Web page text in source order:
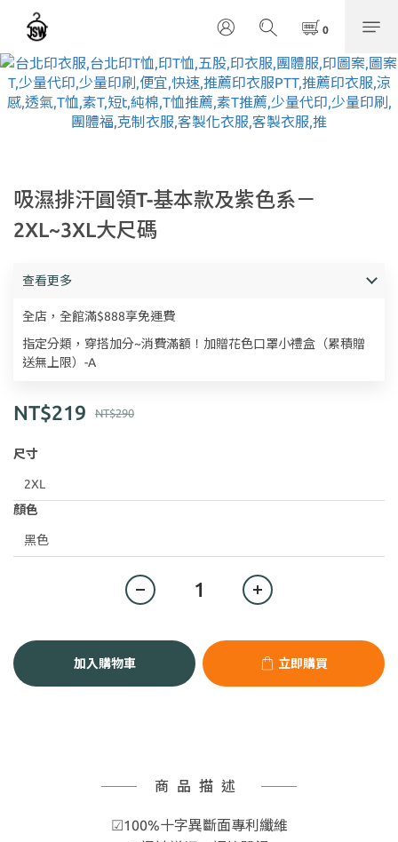
吸濕排汗圓領T-基本款及紫色系－
2XL~3XL大尺碼
全店，全館滿$888享免運費
指定分類，穿搭加分~消費滿額！加贈花色口罩小禮盒（累積贈
送無上限）-A
查看更多
NT$290
NT$219
尺寸
顏色
加入購物車 立即購買
商品描述
☑100%十字異斷面專利纖維